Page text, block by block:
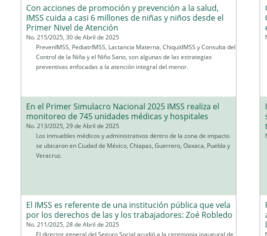
Con acciones de promoción y prevención a la salud,
IMSS cuida a casi 6 millones de niñas y niños desde el
Primer Nivel de Atención
No. 215/2025, 30 de Abril de 2025
PrevenIMSS, PediatrIMSS, Lactancia Materna, ChiquitIMSS y Consulta del
Control de la Niña y el Niño Sano, son algunas de las estrategias
preventivas enfocadas a la atención integral del menor.
En el Primer Simulacro Nacional 2025 IMSS realiza el
monitoreo de 745 unidades médicas y hospitales
No. 213/2025, 29 de Abril de 2025
Los inmuebles médicos y administrativos dentro de la zona de impacto
se ubicaron en Ciudad de México, Chiapas, Guerrero, Oaxaca, Puebla y
Veracruz.
El IMSS es referente de una institución pública que vela
por los derechos de las y los trabajadores: Zoé Robledo
No. 211/2025, 28 de Abril de 2025